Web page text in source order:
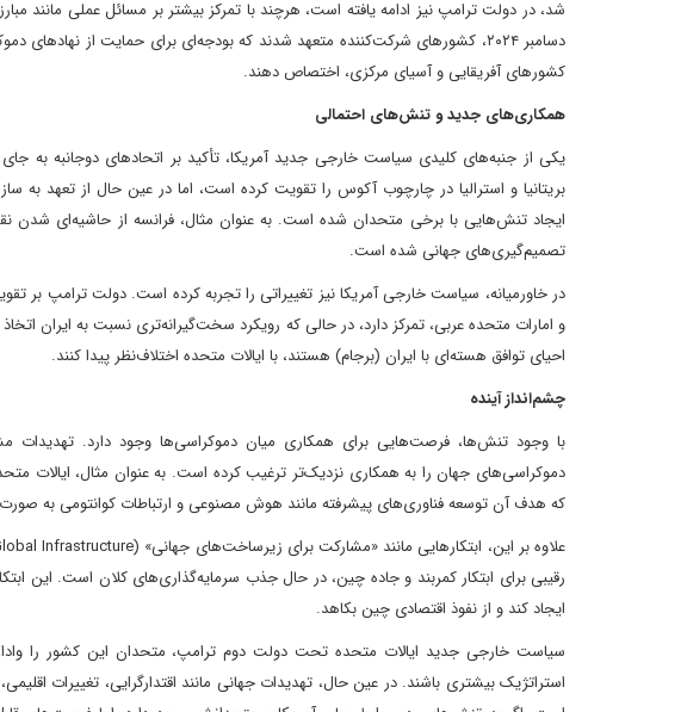
شد، در دولت ترامپ نیز ادامه یافته است، هرچند با تمرکز بیشتر بر مسائل عملی مانند
دسامبر ۲۰۲۴، کشورهای شرکت‌کننده متعهد شدند که بودجه‌ای برای حمایت از
کشورهای آفریقایی و آسیای مرکزی، اختصاص دهند.
همکاری‌های جدید و تنش‌های احتمالی
یکی از جنبه‌های کلیدی سیاست خارجی جدید آمریکا، تأکید بر اتحادهای دوجانبه به
بریتانیا و استرالیا در چارچوب آکوس را تقویت کرده است، اما در عین حال از تعهد به
ایجاد تنش‌هایی با برخی متحدان شده است. به عنوان مثال، فرانسه از حاشیه‌ای شدن
تصمیم‌گیری‌های جهانی شده است.
در خاورمیانه، سیاست خارجی آمریکا نیز تغییراتی را تجربه کرده است. دولت ترامپ بر
و امارات متحده عربی، تمرکز دارد، در حالی که رویکرد سخت‌گیرانه‌تری نسبت به ایران
احیای توافق هسته‌ای با ایران (برجام) هستند، با ایالات متحده اختلاف‌نظر پیدا کنند.
چشم‌انداز آینده
با وجود تنش‌ها، فرصت‌هایی برای همکاری میان دموکراسی‌ها وجود دارد. تهدیدات
دموکراسی‌های جهان را به همکاری نزدیک‌تر ترغیب کرده است. به عنوان مثال، ایالات
که هدف آن توسعه فناوری‌های پیشرفته مانند هوش مصنوعی و ارتباطات کوانتومی به
رقیبی برای ابتکار کمربند و جاده چین، در حال جذب سرمایه‌گذاری‌های کلان است. این
ایجاد کند و از نفوذ اقتصادی چین بکاهد.
سیاست خارجی جدید ایالات متحده تحت دولت دوم ترامپ، متحدان این کشور را وادار
استراتژیک بیشتری باشند. در عین حال، تهدیدات جهانی مانند اقتدارگرایی، تغییرات